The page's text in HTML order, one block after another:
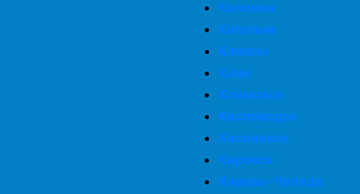
Коломна
Когалым
Клинсы
Клин
Климовск
Кисловодск
Киселевск
Кировск
Кирово-Чепецк